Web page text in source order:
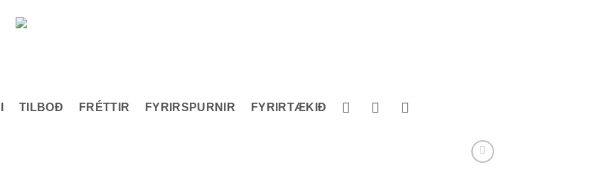
TILBOÐ FRÉTTIR FYRIRSPURNIR FYRIRTÆKIÐ